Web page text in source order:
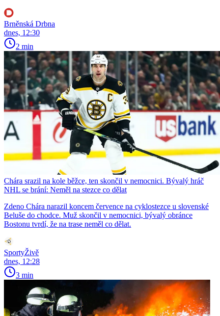
Brněnská Drbna
dnes, 12:30
2 min
Chára srazil na kole běžce, ten skončil v nemocnici. Bývalý hráč
NHL se brání: Neměl na stezce co dělat
Zdeno Chára narazil koncem července na cyklostezce u slovenské
Beluše do chodce. Muž skončil v nemocnici, bývalý obránce
Bostonu tvrdí, že na trase neměl co dělat.
SportyŽivě
dnes, 12:28
3 min